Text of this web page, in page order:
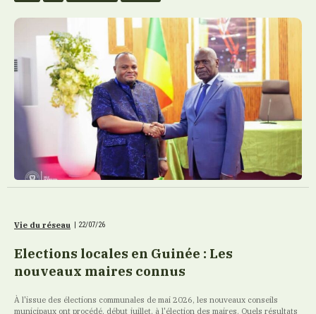
Vie du réseau | 22/07/26
Elections locales en Guinée : Les
nouveaux maires connus
À l'issue des élections communales de mai 2026, les nouveaux conseils
municipaux ont procédé, début juillet, à l'élection des maires. Quels résultats